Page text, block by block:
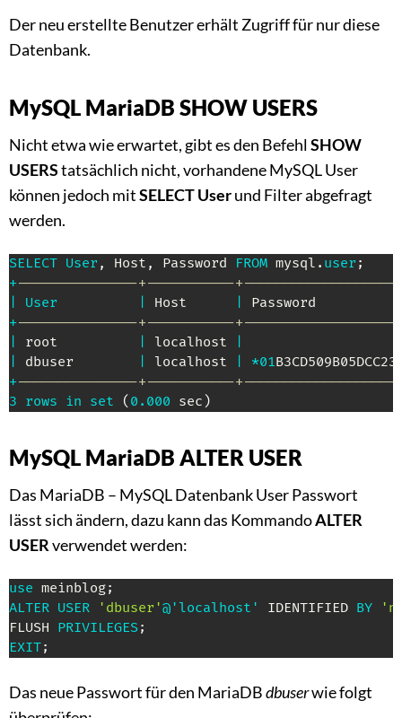
Der neu erstellte Benutzer erhält Zugriff für nur diese
Datenbank.
MySQL MariaDB SHOW USERS
Nicht etwa wie erwartet, gibt es den BefehlSHOW
USERStatsächlich nicht, vorhandene MySQL User
können jedoch mitSELECT Userund Filter abgefragt
werden.
SELECT User , Host , Password FROM mysql . user ;
+---------------+-----------
User Host
+---------------+-----------
root localhost
dbuser localhost *01
+---------------+-----------
3 rows in set ( 0.000 sec )
MySQL MariaDB ALTER USER
Das MariaDB – MySQL Datenbank User Passwort
lässt sich ändern, dazu kann das KommandoALTER
USERverwendet werden:
use meinblog;
ALTER USER 'dbuser'@'localhost' IDENTIFIED BY
FLUSH PRIVILEGES;
EXIT;
Das neue Passwort für den MariaDBdbuserwie folgt